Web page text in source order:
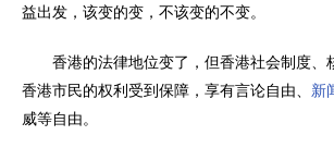
益出发，该变的变，不该变的不变。
香港的法律地位变了，但香港社会制度
香港市民的权利受到保障，享有言论自由、 新
威等自由。